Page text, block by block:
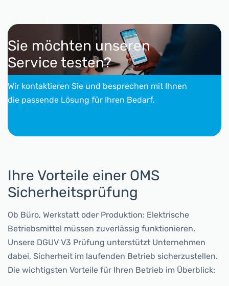
Sie möchten unseren
Service testen?
Wir kontaktieren Sie und besprechen mit Ihnen
die passende Lösung für Ihren Bedarf.
Ihre Vorteile einer OMS
Sicherheitsprüfung
Ob Büro, Werkstatt oder Produktion: Elektrische
Betriebsmittel müssen zuverlässig funktionieren.
Unsere DGUV V3 Prüfung unterstützt Unternehmen
dabei, Sicherheit im laufenden Betrieb sicherzustellen.
Die wichtigsten Vorteile für Ihren Betrieb im Überblick: